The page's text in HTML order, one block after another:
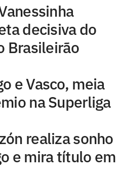
decisiva do
Brasileirão
e Vasco, meia
na Superliga
realiza sonho
e mira título em